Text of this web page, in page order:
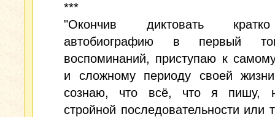
***
"Окончив диктовать
автобиографию в первый
воспоминаний, приступаю к
и сложному периоду своей
сознаю, что всё, что я пишу,
стройной последовательности или